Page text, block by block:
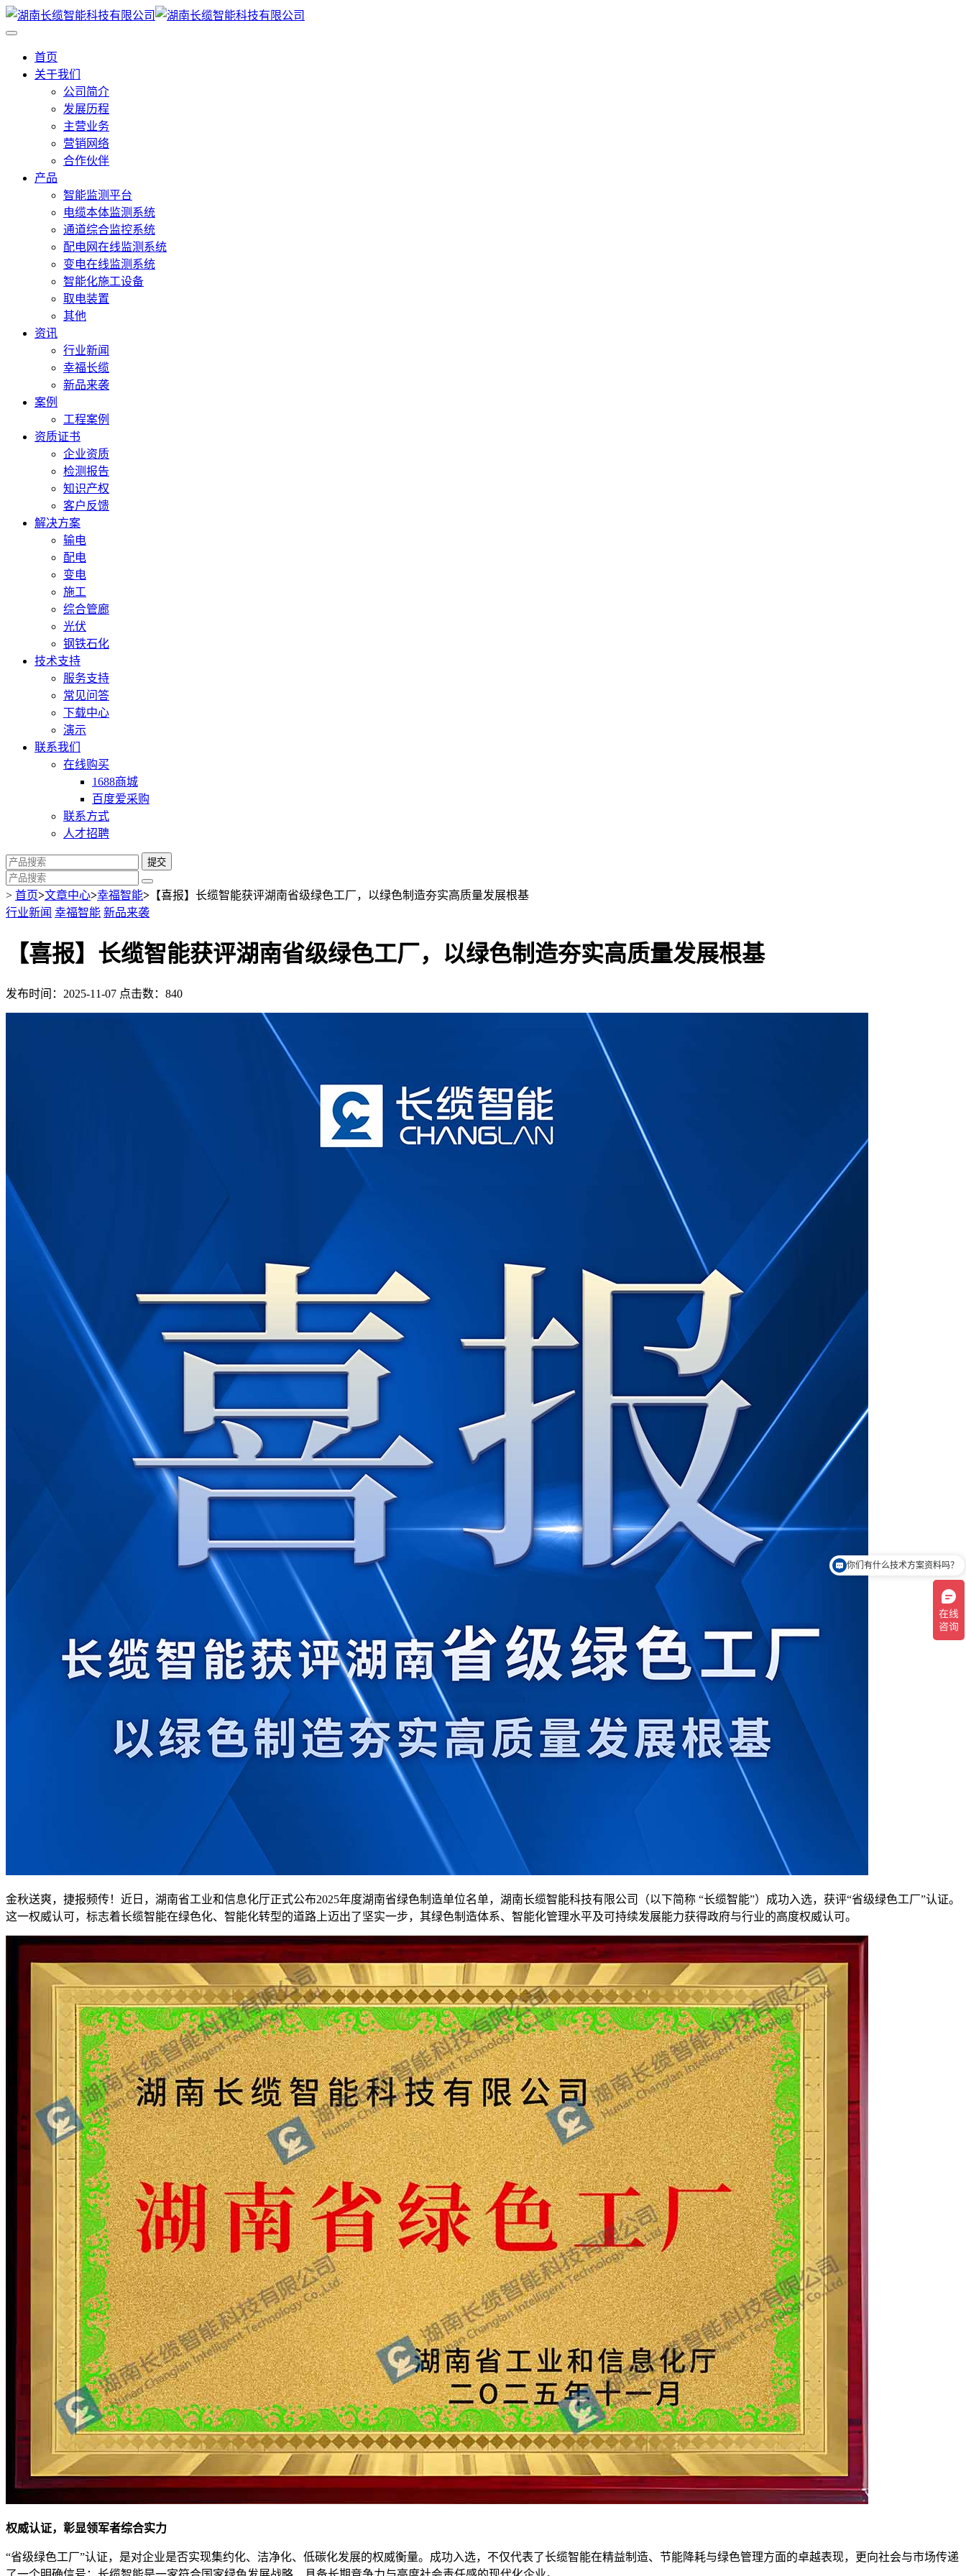
首页
关于我们
公司简介
发展历程
主营业务
营销网络
合作伙伴
产品
智能监测平台
电缆本体监测系统
通道综合监控系统
配电网在线监测系统
变电在线监测系统
智能化施工设备
取电装置
其他
资讯
行业新闻
幸福长缆
新品来袭
案例
工程案例
资质证书
企业资质
检测报告
知识产权
客户反馈
解决方案
输电
配电
变电
施工
综合管廊
光伏
钢铁石化
技术支持
服务支持
常见问答
下载中心
演示
联系我们
在线购买
1688商城
百度爱采购
联系方式
人才招聘
提交
> 首页>文章中心>幸福智能> 【喜报】长缆智能获评湖南省级绿色工厂，以绿色制造夯实高质量发展根基
行业新闻 幸福智能 新品来袭
【喜报】长缆智能获评湖南省级绿色工厂，以绿色制造夯实高质量发展根基
发布时间：2025-11-07 点击数：840
金秋送爽，捷报频传！近日，湖南省工业和信息化厅正式公布2025年度湖南省绿色制造单位名单，湖南长缆智能科技有限公司（以下简称 “长缆智能”）成功入选，获评“省级绿色工厂”认证。
这一权威认可，标志着长缆智能在绿色化、智能化转型的道路上迈出了坚实一步，其绿色制造体系、智能化管理水平及可持续发展能力获得政府与行业的高度权威认可。
权威认证，彰显领军者综合实力
“省级绿色工厂”认证，是对企业是否实现集约化、洁净化、低碳化发展的权威衡量。成功入选，不仅代表了长缆智能在精益制造、节能降耗与绿色管理方面的卓越表现，更向社会与市场传递
可以演示下你们的产品品么
你们有什么技术方案资料吗？